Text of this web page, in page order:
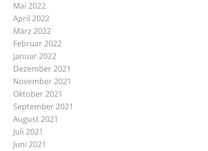
Mai 2022
April 2022
März 2022
Februar 2022
Januar 2022
Dezember 2021
November 2021
Oktober 2021
September 2021
August 2021
Juli 2021
Juni 2021